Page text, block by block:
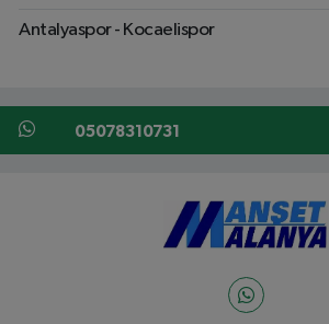
Antalyaspor - Kocaelispor
05078310731